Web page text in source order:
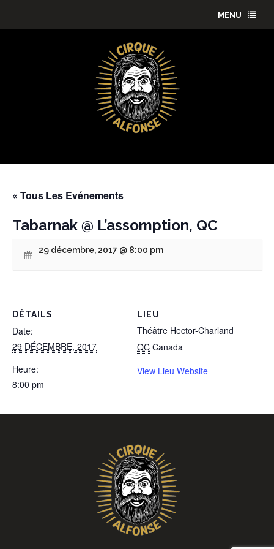
MENU
« Tous Les Evénements
Tabarnak @ L’assomption, QC
29 décembre, 2017 @ 8:00 pm
DÉTAILS
Date:
29 DÉCEMBRE, 2017
Heure:
8:00 pm
LIEU
Théâtre Hector-Charland
QC Canada
View Lieu Website